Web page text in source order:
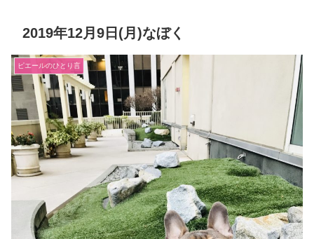
2019年12月9日(月)なぼく
ピエールのひとり言